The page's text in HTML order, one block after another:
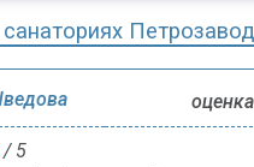
/ 5